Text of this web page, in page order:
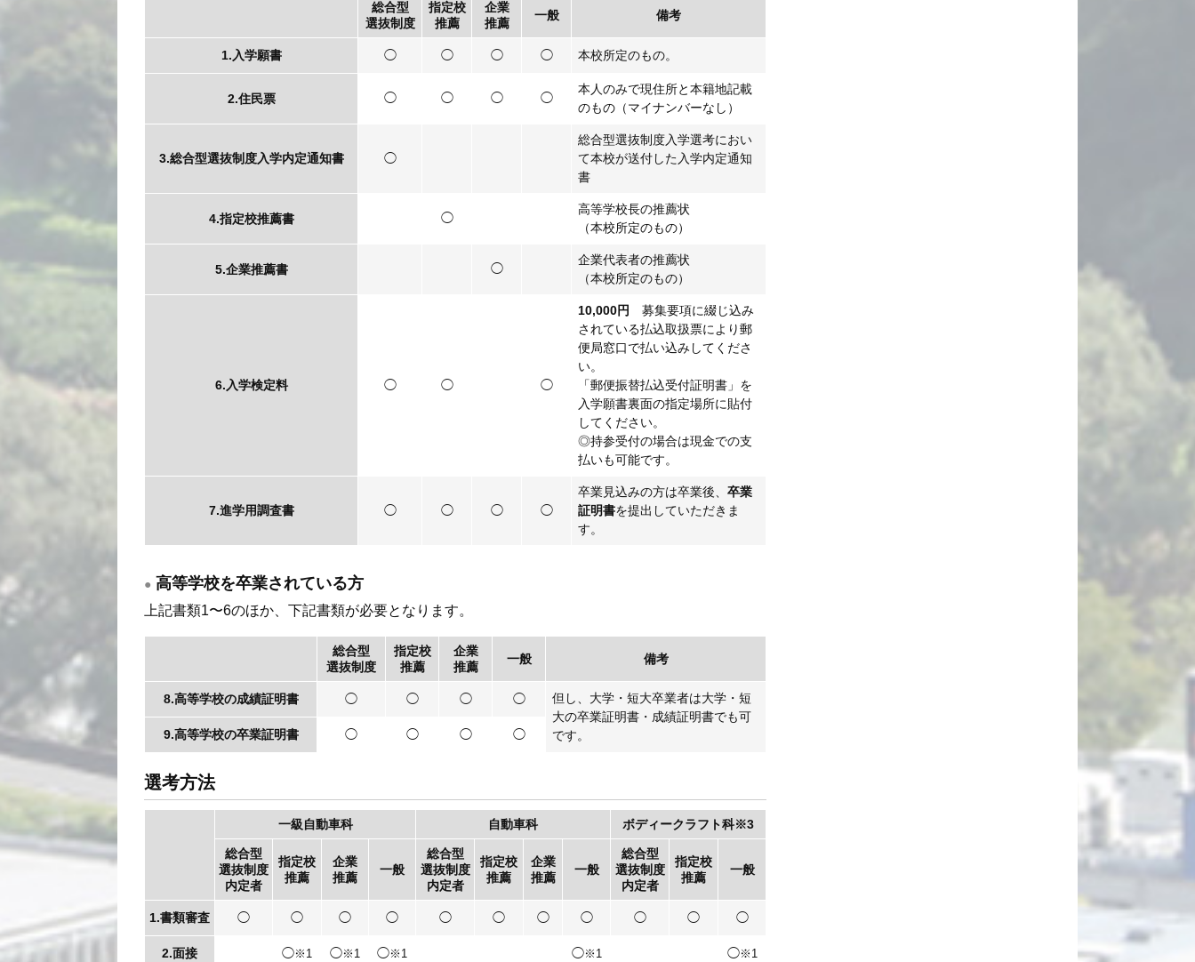
総合型
選抜制度
指定校
推薦
企業
推薦
一般 備考
1.入学願書 ◯ ◯ ◯ ◯ 本校所定のもの。
2.住民票 ◯ ◯ ◯ ◯
本人のみで現住所と本籍地記載
のもの（マイナンバーなし）
3.総合型選抜制度入学内定通知書 ◯
総合型選抜制度入学選考におい
て本校が送付した入学内定通知
書
4.指定校推薦書 ◯
高等学校長の推薦状
（本校所定のもの）
5.企業推薦書 ◯
企業代表者の推薦状
（本校所定のもの）
6.入学検定料 ◯ ◯ ◯
10,000円
募集要項に綴じ込み
されている払込取扱票により郵
便局窓口で払い込みしてくださ
い。
「郵便振替払込受付証明書」を
入学願書裏面の指定場所に貼付
してください。
◎持参受付の場合は現金での支
払いも可能です。
7.進学用調査書 ◯ ◯ ◯ ◯
卒業見込みの方は卒業後、 卒業
証明書を提出していただきま
す。
高等学校を卒業されている方
上記書類1〜6のほか、下記書類が必要となります。
総合型
選抜制度
指定校
推薦
企業
推薦
一般 備考
8.高等学校の成績証明書 ◯ ◯ ◯ ◯
但し、大学・短大卒業者は大学・短
大の卒業証明書・成績証明書でも可
です。
9.高等学校の卒業証明書 ◯ ◯ ◯ ◯
選考方法
一級自動車科 自動車科 ボディークラフト科※3
総合型
選抜制度
内定者
指定校
推薦
企業
推薦
一般
総合型
選抜制度
内定者
指定校
推薦
企業
推薦
一般
総合型
選抜制度
内定者
指定校
推薦
一般
1.書類審査 ◯ ◯ ◯ ◯ ◯ ◯ ◯ ◯ ◯ ◯ ◯
2.面接 ◯※1 ◯※1 ◯※1 ◯※1 ◯※1